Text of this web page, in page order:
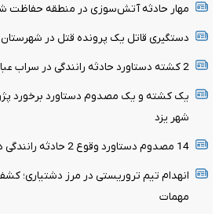
مهار حادثه آتش‌سوزی در منطقه حفاظت
دستگیری قاتل یک پرونده قتل در شهرستان
2 کشته دستاورد حادثه رانندگی در سراب عباس‌آباد شهرستان شازند
یک کشته و یک مصدوم دستاورد برخورد
شهر یزد
14 مصدوم دستاورد وقوع 2 حادثه رانندگی در محدوده پل سریز
انهدام تیم تروریستی در مرز دشتیاری؛
مهمات